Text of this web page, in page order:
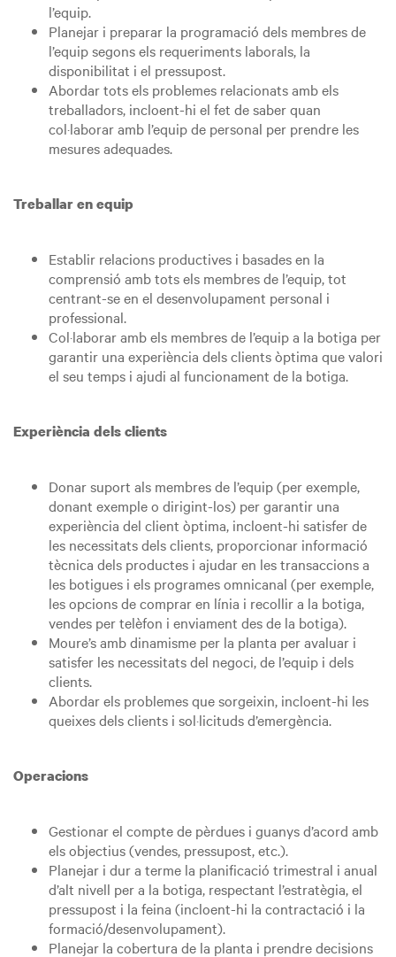
l’equip.
Planejar i preparar la programació dels membres de
l’equip segons els requeriments laborals, la
disponibilitat i el pressupost.
Abordar tots els problemes relacionats amb els
treballadors, incloent-hi el fet de saber quan
col·laborar amb l’equip de personal per prendre les
mesures adequades.
Treballar en equip
Establir relacions productives i basades en la
comprensió amb tots els membres de l’equip, tot
centrant-se en el desenvolupament personal i
professional.
Col·laborar amb els membres de l’equip a la botiga per
garantir una experiència dels clients òptima que valori
el seu temps i ajudi al funcionament de la botiga.
Experiència dels clients
Donar suport als membres de l’equip (per exemple,
donant exemple o dirigint-los) per garantir una
experiència del client òptima, incloent-hi satisfer de
les necessitats dels clients, proporcionar informació
tècnica dels productes i ajudar en les transaccions a
les botigues i els programes omnicanal (per exemple,
les opcions de comprar en línia i recollir a la botiga,
vendes per telèfon i enviament des de la botiga).
Moure’s amb dinamisme per la planta per avaluar i
satisfer les necessitats del negoci, de l’equip i dels
clients.
Abordar els problemes que sorgeixin, incloent-hi les
queixes dels clients i sol·licituds d’emergència.
Operacions
Gestionar el compte de pèrdues i guanys d’acord amb
els objectius (vendes, pressupost, etc.).
Planejar i dur a terme la planificació trimestral i anual
d’alt nivell per a la botiga, respectant l’estratègia, el
pressupost i la feina (incloent-hi la contractació i la
formació/desenvolupament).
Planejar la cobertura de la planta i prendre decisions